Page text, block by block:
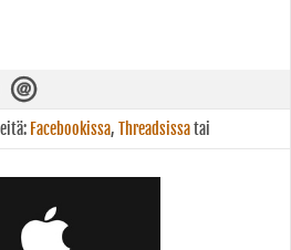
Facebookissa, Threadsissatai